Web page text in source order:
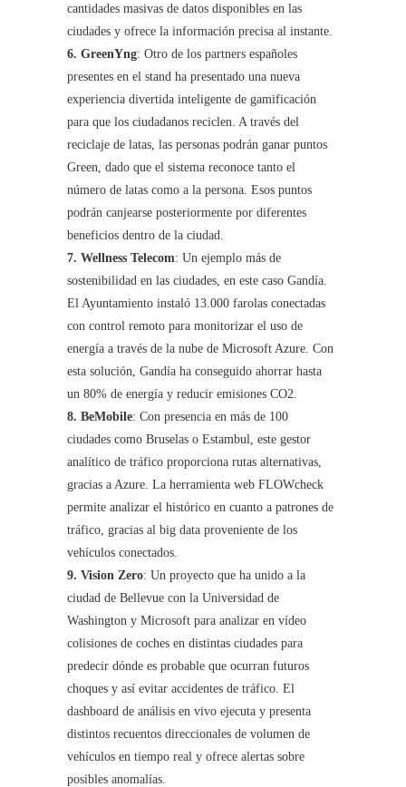
cantidades masivas de datos disponibles en las
ciudades y ofrece la información precisa al instante.
6. GreenYng: Otro de los partners españoles
presentes en el stand ha presentado una nueva
experiencia divertida inteligente de gamificación
para que los ciudadanos reciclen. A través del
reciclaje de latas, las personas podrán ganar puntos
Green, dado que el sistema reconoce tanto el
número de latas como a la persona. Esos puntos
podrán canjearse posteriormente por diferentes
beneficios dentro de la ciudad.
7. Wellness Telecom: Un ejemplo más de
sostenibilidad en las ciudades, en este caso Gandía.
El Ayuntamiento instaló 13.000 farolas conectadas
con control remoto para monitorizar el uso de
energía a través de la nube de Microsoft Azure. Con
esta solución, Gandía ha conseguido ahorrar hasta
un 80% de energía y reducir emisiones CO2.
8. BeMobile: Con presencia en más de 100
ciudades como Bruselas o Estambul, este gestor
analítico de tráfico proporciona rutas alternativas,
gracias a Azure. La herramienta web FLOWcheck
permite analizar el histórico en cuanto a patrones de
tráfico, gracias al big data proveniente de los
vehículos conectados.
9. Vision Zero: Un proyecto que ha unido a la
ciudad de Bellevue con la Universidad de
Washington y Microsoft para analizar en vídeo
colisiones de coches en distintas ciudades para
predecir dónde es probable que ocurran futuros
choques y así evitar accidentes de tráfico. El
dashboard de análisis en vivo ejecuta y presenta
distintos recuentos direccionales de volumen de
vehículos en tiempo real y ofrece alertas sobre
posibles anomalías.